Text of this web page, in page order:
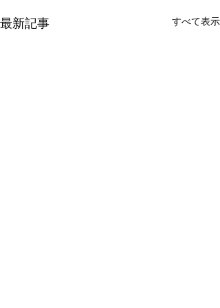
最新記事 すべて表示